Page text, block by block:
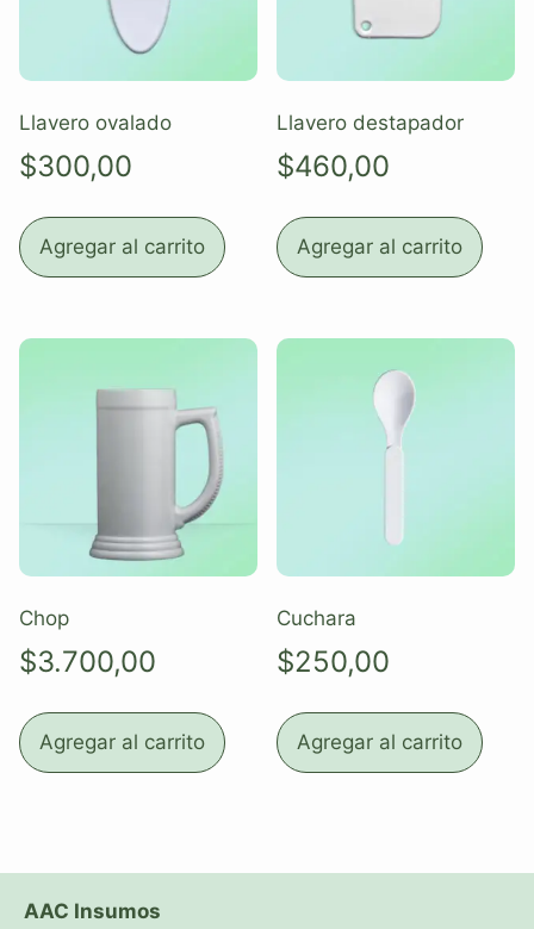
Llavero ovalado
$300,00
Agregar al carrito
Llavero destapador
$460,00
Agregar al carrito
Chop
$3.700,00
Agregar al carrito
Cuchara
$250,00
Agregar al carrito
AAC Insumos